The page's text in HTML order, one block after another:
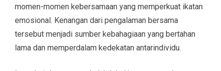
momen-momen kebersamaan yang memperkuat ikatan
emosional. Kenangan dari pengalaman bersama
tersebut menjadi sumber kebahagiaan yang bertahan
lama dan memperdalam kedekatan antarindividu.